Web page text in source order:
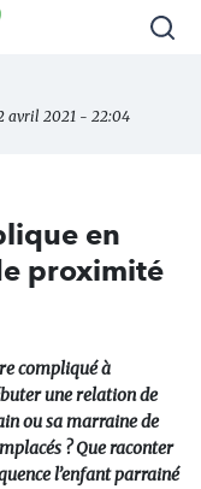
avril 2021 - 22:04
en
proximité
compliqué à
une relation de
ou sa marraine de
? Que raconter
l’enfant parrainé